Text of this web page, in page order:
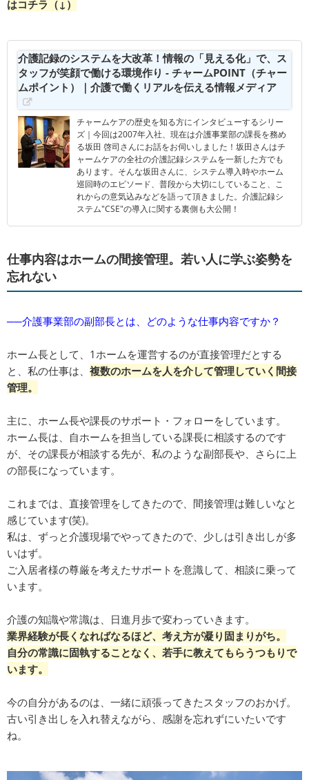
はコチラ（↓）
介護記録のシステムを大改革！情報の「見える化」で、ス
タッフが笑顔で働ける環境作り - チャームPOINT（チャー
ムポイント）｜介護で働くリアルを伝える情報メディア
チャームケアの歴史を知る方にインタビューするシリー
ズ｜今回は2007年入社、現在は介護事業部の課長を務め
る坂田 啓司さんにお話をお伺いしました！坂田さんはチ
ャームケアの全社の介護記録システムを一新した方でも
あります。そんな坂田さんに、システム導入時やホーム
巡回時のエピソード、普段から大切にしていること、こ
れからの意気込みなどを語って頂きました。介護記録シ
ステム"CSE"の導入に関する裏側も大公開！
仕事内容はホームの間接管理。若い人に学ぶ姿勢を
忘れない
──介護事業部の副部長とは、どのような仕事内容ですか？
ホーム長として、1ホームを運営するのが直接管理だとする
と、私の仕事は、 複数のホームを人を介して管理していく間接
管理。
主に、ホーム長や課長のサポート・フォローをしています。
ホーム長は、自ホームを担当している課長に相談するのです
が、その課長が相談する先が、私のような副部長や、さらに上
の部長になっています。
これまでは、直接管理をしてきたので、間接管理は難しいなと
感じています(笑)。
私は、ずっと介護現場でやってきたので、少しは引き出しが多
いはず。
ご入居者様の尊厳を考えたサポートを意識して、相談に乗って
います。
介護の知識や常識は、日進月歩で変わっていきます。
業界経験が長くなればなるほど、考え方が凝り固まりがち。
自分の常識に固執することなく、若手に教えてもらうつもりで
います。
今の自分があるのは、一緒に頑張ってきたスタッフのおかげ。
古い引き出しを入れ替えながら、感謝を忘れずにいたいです
ね。